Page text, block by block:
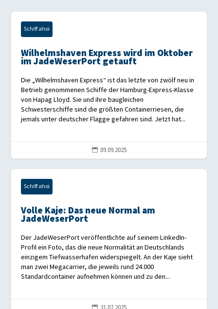
Schiff ahoi
Wilhelmshaven Express wird im Oktober
im JadeWeserPort getauft
Die „Wilhelmshaven Express“ ist das letzte von zwölf neu in
Betrieb genommenen Schiffe der Hamburg-Express-Klasse
von Hapag Lloyd. Sie und ihre baugleichen
Schwesterschiffe sind die größten Containerriesen, die
jemals unter deutscher Flagge gefahren sind. Jetzt hat...
 09.09.2025
Schiff ahoi
Volle Kaje: Das neue Normal am
JadeWeserPort
Der JadeWeserPort veröffentlichte auf seinem LinkedIn-
Profil ein Foto, das die neue Normalität an Deutschlands
einzigem Tiefwasserhafen widerspiegelt. An der Kaje sieht
man zwei Megacarrier, die jeweils rund 24.000
Standardcontainer aufnehmen können und zu den...
